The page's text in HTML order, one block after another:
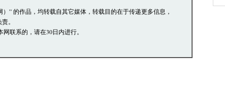
” 的作品，均转载自其它媒体，转载目的在于传递更多信息，
。
联系的，请在30日内进行。